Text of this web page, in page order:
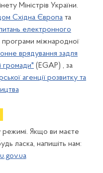
Міністрів України.
Східна Європа та
електронного
міжнародної
врядування задля
громади" (EGAP) , за
агенції розвитку та
режимі. Якщо ви маєте
ласка, напишіть нам: